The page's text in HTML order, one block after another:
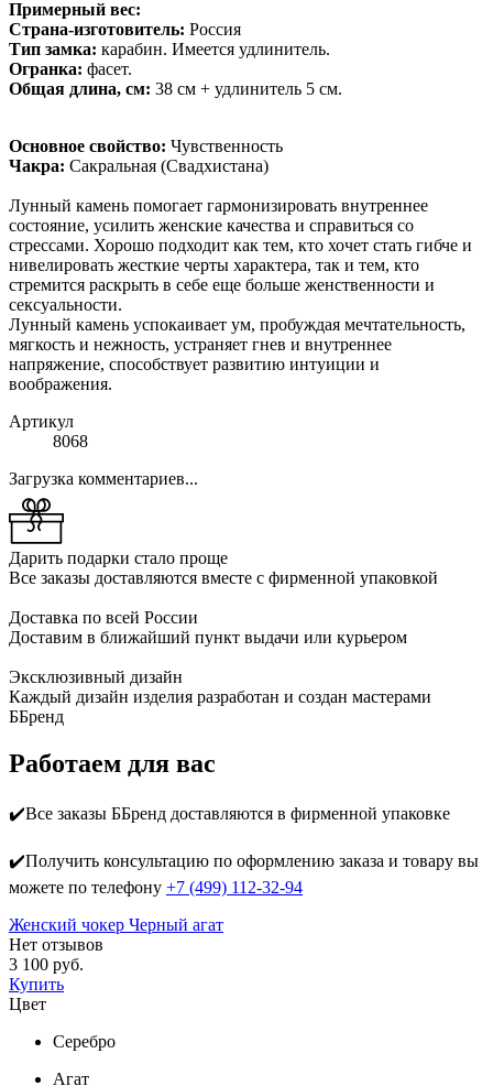
Примерный вес:
Страна-изготовитель: Россия
Тип замка: карабин. Имеется удлинитель.
Огранка: фасет.
Общая длина, см: 38 см + удлинитель 5 см.
Основное свойство: Чувственность
Чакра: Сакральная (Свадхистана)
Лунный камень помогает гармонизировать внутреннее
состояние, усилить женские качества и справиться со
стрессами. Хорошо подходит как тем, кто хочет стать гибче и
нивелировать жесткие черты характера, так и тем, кто
стремится раскрыть в себе еще больше женственности и
сексуальности.
Лунный камень успокаивает ум, пробуждая мечтательность,
мягкость и нежность, устраняет гнев и внутреннее
напряжение, способствует развитию интуиции и
воображения.
Артикул
8068
Загрузка комментариев...
Дарить подарки стало проще
Все заказы доставляются вместе c фирменной упаковкой
Доставка по всей России
Доставим в ближайший пункт выдачи или курьером
Эксклюзивный дизайн
Каждый дизайн изделия разработан и создан мастерами
ББренд
Работаем для вас
✔️Все заказы ББренд доставляются в фирменной упаковке
✔️Получить консультацию по оформлению заказа и товару вы
можете по телефону +7 (499) 112-32-94
Женский чокер Черный агат
Нет отзывов
3 100 руб.
Купить
Цвет
Серебро
Агат